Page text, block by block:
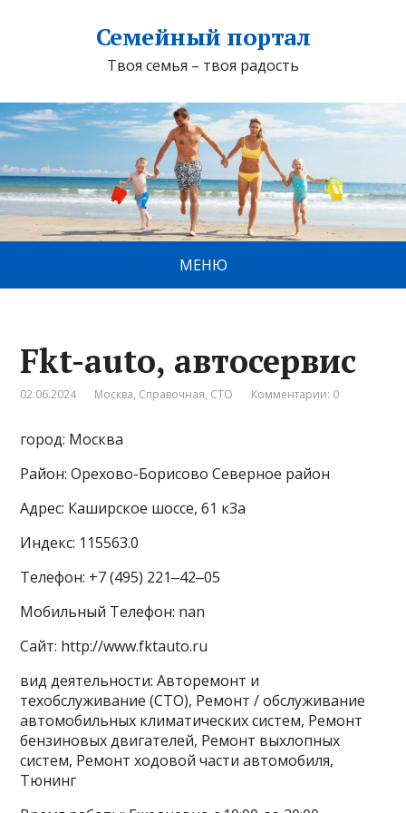
Семейный портал
Твоя семья – твоя радость
МЕНЮ
Fkt-auto, автосервис
02.06.2024 Москва, Справочная, СТО Комментарии: 0
город: Москва
Район: Орехово-Борисово Северное район
Адрес: Каширское шоссе, 61 к3а
Индекс: 115563.0
Телефон: +7 (495) 221‒42‒05
Мобильный Телефон: nan
Сайт: http://www.fktauto.ru
вид деятельности: Авторемонт и
техобслуживание (СТО), Ремонт / обслуживание
автомобильных климатических систем, Ремонт
бензиновых двигателей, Ремонт выхлопных
систем, Ремонт ходовой части автомобиля,
Тюнинг